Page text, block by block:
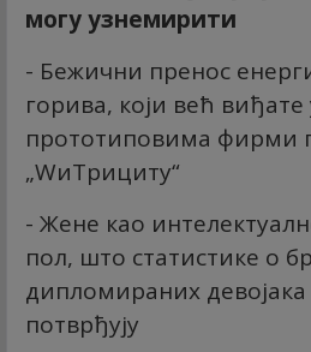
могу узнемирити
- Бежични пренос
горива, који већ виђате
прототиповима фирми
„WиТрицитy“
- Жене као
пол, што статистике о
дипломираних
потврђују